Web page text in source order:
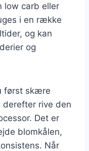
low carb eller
i en række
og kan
og
først skære
derefter rive den
Det er
blomkålen,
Når